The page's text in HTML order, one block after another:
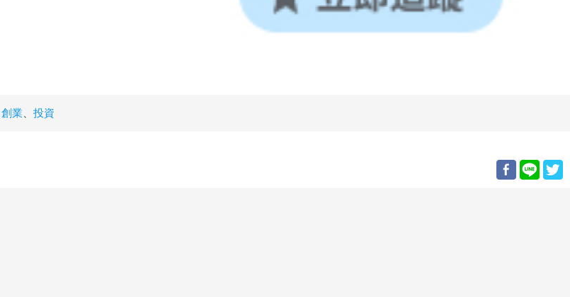
創業、 投資